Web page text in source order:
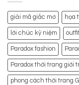
giải mã giấc mơ họa
lời chúc kỷ niệm
Paradox fashion
Paradox thời trang giới
phong cách thời trang